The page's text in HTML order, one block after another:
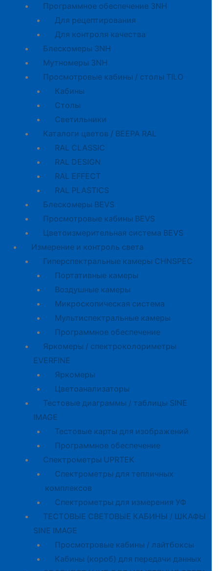
Программное обеспечение 3NH
Для рецептирования
Для контроля качества
Блескомеры 3NH
Мутномеры 3NH
Просмотровые кабины / столы TILO
Кабины
Cтолы
Светильники
Каталоги цветов / BEEPA RAL
RAL CLASSIC
RAL DESIGN
RAL EFFECT
RAL PLASTICS
Блескомеры BEVS
Просмотровые кабины BEVS
Цветоизмерительная система BEVS
Измерение и контроль света
Гиперспектральные камеры CHNSPEC
Портативные камеры
Воздушные камеры
Микроскопическая система
Мультиспектральные камеры
Программное обеспечение
Яркомеры / спектроколориметры
EVERFINE
Яркомеры
Цветоанализаторы
Тестовые диаграммы / таблицы SINE
IMAGE
Тестовые карты для изображений
Программное обеспечение
Спектрометры UPRTEK
Спектрометры для тепличных
комплексов
Спектрометры для измерения УФ
ТЕСТОВЫЕ СВЕТОВЫЕ КАБИНЫ / ШКАФЫ
SINE IMAGE
Просмотровые кабины / лайтбоксы
Кабины (короб) для передачи данных